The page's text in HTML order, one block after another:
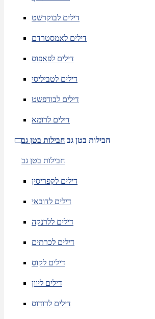
דילים לבוקרשט
דילים לאמסטרדם
דילים לפאפוס
דילים לטביליסי
דילים לבודפשט
דילים לרומא
חבילות בטן גב חבילות בטן גב
חבילות בטן גב
דילים לקפריסין
דילים לדובאי
דילים ללרנקה
דילים לכרתים
דילים לקוס
דילים ליוון
דילים לרודוס